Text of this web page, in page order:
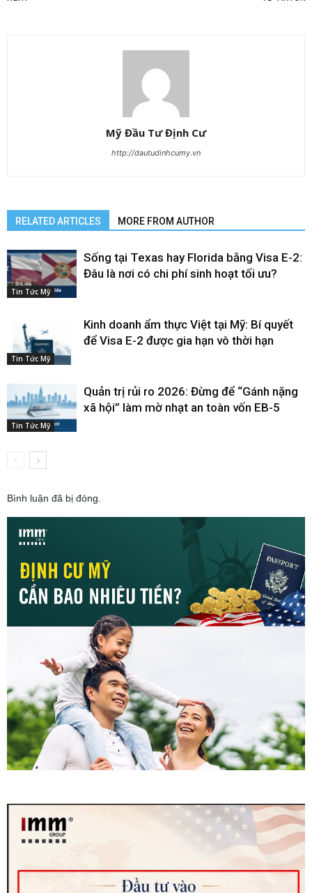
Mỹ Đầu Tư Định Cư
http://dautudinhcumy.vn
RELATED ARTICLES MORE FROM AUTHOR
Tin Tức Mỹ
Sống tại Texas hay Florida bằng Visa E-2:
Đâu là nơi có chi phí sinh hoạt tối ưu?
Tin Tức Mỹ
Kinh doanh ẩm thực Việt tại Mỹ: Bí quyết
để Visa E-2 được gia hạn vô thời hạn
Tin Tức Mỹ
Quản trị rủi ro 2026: Đừng để “Gánh nặng
xã hội” làm mờ nhạt an toàn vốn EB-5
Bình luận đã bị đóng.